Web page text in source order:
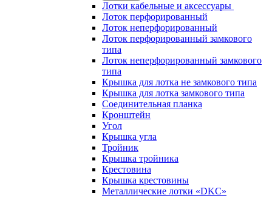
Лотки кабельные и аксессуары
Лоток перфорированный
Лоток неперфорированный
Лоток перфорированный замкового
типа
Лоток неперфорированный замкового
типа
Крышка для лотка не замкового типа
Крышка для лотка замкового типа
Соединительная планка
Кронштейн
Угол
Крышка угла
Тройник
Крышка тройника
Крестовина
Крышка крестовины
Металлические лотки «DKC»